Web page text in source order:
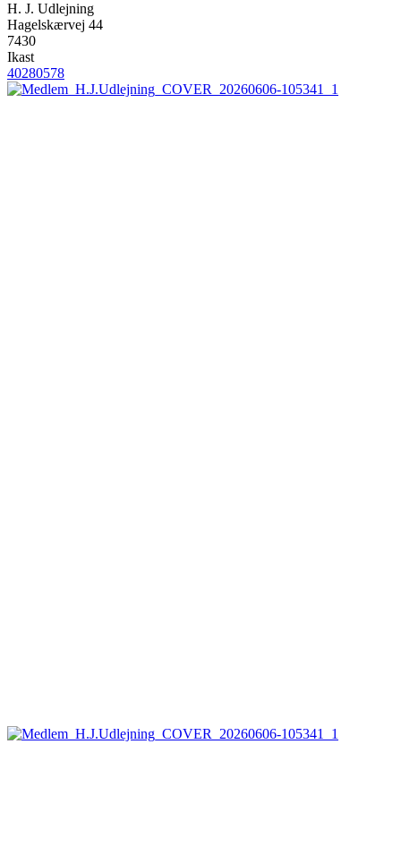
H. J. Udlejning
Hagelskærvej 44
7430
Ikast
40280578